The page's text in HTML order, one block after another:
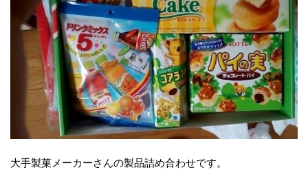
大手製菓メーカーさんの製品詰め合わせです。